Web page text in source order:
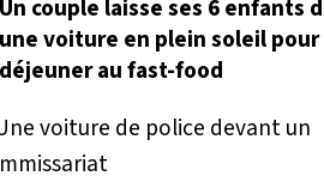
Un couple laisse ses 6 enfants
une voiture en plein soleil pour
déjeuner au fast-food